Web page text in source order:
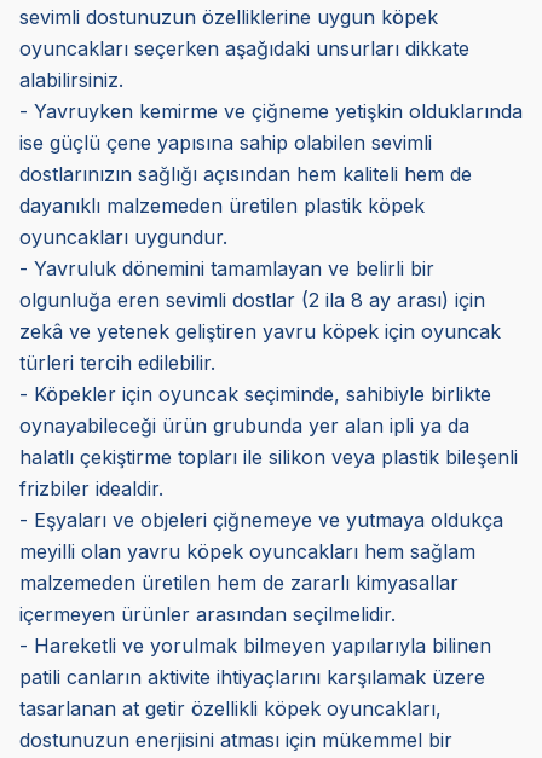
sevimli dostunuzun özelliklerine uygun köpek
oyuncakları seçerken aşağıdaki unsurları dikkate
alabilirsiniz.
- Yavruyken kemirme ve çiğneme yetişkin olduklarında
ise güçlü çene yapısına sahip olabilen sevimli
dostlarınızın sağlığı açısından hem kaliteli hem de
dayanıklı malzemeden üretilen plastik köpek
oyuncakları uygundur.
- Yavruluk dönemini tamamlayan ve belirli bir
olgunluğa eren sevimli dostlar (2 ila 8 ay arası) için
zekâ ve yetenek geliştiren yavru köpek için oyuncak
türleri tercih edilebilir.
- Köpekler için oyuncak seçiminde, sahibiyle birlikte
oynayabileceği ürün grubunda yer alan ipli ya da
halatlı çekiştirme topları ile silikon veya plastik bileşenli
frizbiler idealdir.
- Eşyaları ve objeleri çiğnemeye ve yutmaya oldukça
meyilli olan yavru köpek oyuncakları hem sağlam
malzemeden üretilen hem de zararlı kimyasallar
içermeyen ürünler arasından seçilmelidir.
- Hareketli ve yorulmak bilmeyen yapılarıyla bilinen
patili canların aktivite ihtiyaçlarını karşılamak üzere
tasarlanan at getir özellikli köpek oyuncakları,
dostunuzun enerjisini atması için mükemmel bir